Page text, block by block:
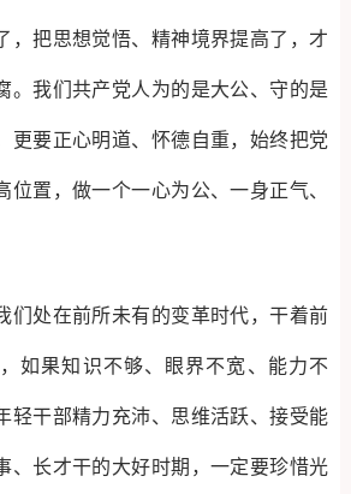
，把思想觉悟、精神境界提高了，才
。我们共产党人为的是大公、守的是
更要正心明道、怀德自重，始终把党
位置，做一个一心为公、一身正气、
处在前所未有的变革时代，干着前
如果知识不够、眼界不宽、能力不
轻干部精力充沛、思维活跃、接受能
、长才干的大好时期，一定要珍惜光